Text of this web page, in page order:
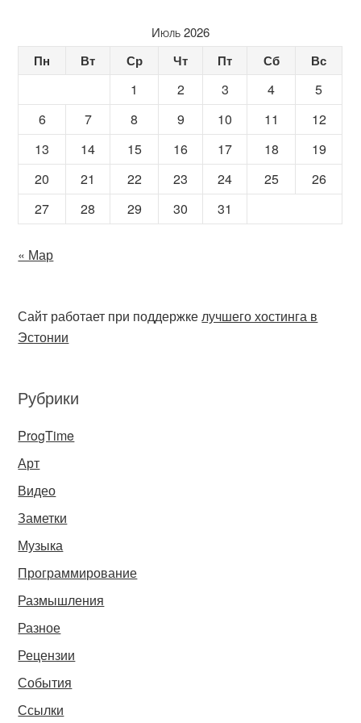
Июль 2026
Пн Вт Ср Чт Пт Сб Вс
1 2 3 4
5
6
7 8 9 10 11
12
13
14 15 16 17 18
19
20
21 22 23 24 25
26
27
28 29 30 31
« Мар
Сайт работает при поддержкелучшего хостинга в
Эстонии
Рубрики
ProgTime
Арт
Видео
Заметки
Музыка
Программирование
Размышления
Разное
Рецензии
События
Ссылки